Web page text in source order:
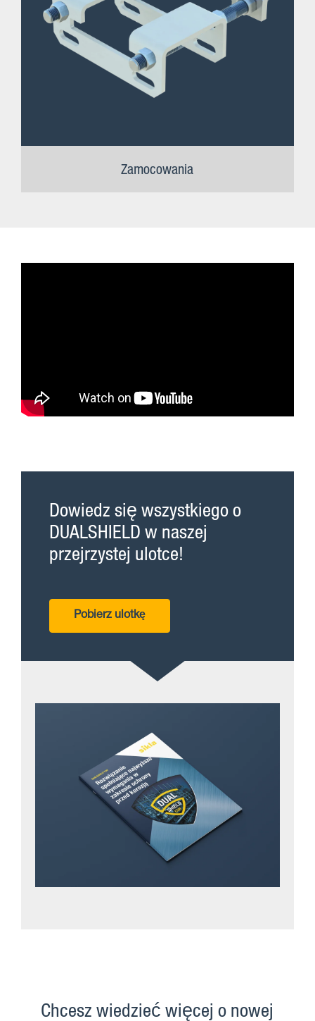
Zamocowania
Dowiedz się wszystkiego o
DUALSHIELD w naszej
przejrzystej ulotce!
Pobierz ulotkę
Chcesz wiedzieć więcej o nowej